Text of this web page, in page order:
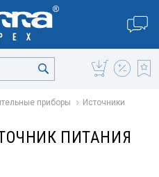
приборы
Источники
ПИТАНИЯ